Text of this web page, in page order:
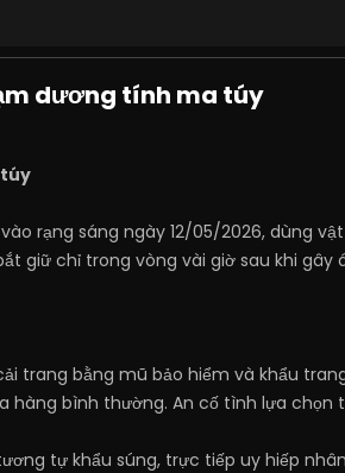
dương tính ma túy
rạng sáng ngày 12/05/2026, dùng
giữ chỉ trong vòng vài giờ sau khi gây
trang bằng mũ bảo hiểm và khẩu
hàng bình thường. An cố tình lựa chọn
tự khẩu súng, trực tiếp uy hiếp